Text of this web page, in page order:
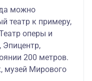
можно
театр к примеру,
оперы и
Эпицентр,
200 метров.
музей Мирового